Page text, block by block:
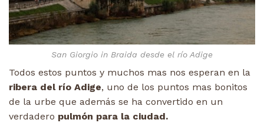
San Giorgio in Braida desde el río Adige
Todos estos puntos y muchos mas nos esperan en la
ribera del río Adige, uno de los puntos mas bonitos
de la urbe que además se ha convertido en un
verdadero pulmón para la ciudad.